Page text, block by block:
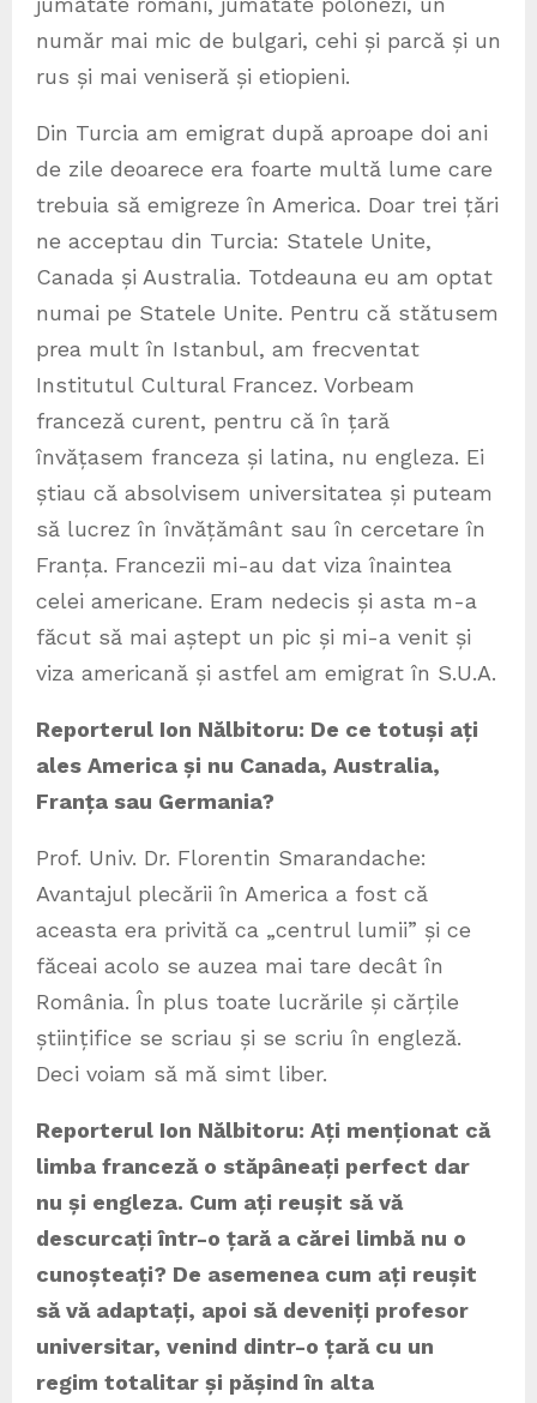
număr mai mic de bulgari, cehi și parcă și un
rus și mai veniseră și etiopieni.
Din Turcia am emigrat după aproape doi ani
de zile deoarece era foarte multă lume care
trebuia să emigreze în America. Doar trei țări
ne acceptau din Turcia: Statele Unite,
Canada și Australia. Totdeauna eu am optat
numai pe Statele Unite. Pentru că stătusem
prea mult în Istanbul, am frecventat
Institutul Cultural Francez. Vorbeam
franceză curent, pentru că în țară
învățasem franceza și latina, nu engleza. Ei
știau că absolvisem universitatea și puteam
să lucrez în învățământ sau în cercetare în
Franța. Francezii mi-au dat viza înaintea
celei americane. Eram nedecis și asta m-a
făcut să mai aștept un pic și mi-a venit și
viza americană și astfel am emigrat în S.U.A.
Reporterul Ion Nălbitoru: De ce totuși ați
ales America și nu Canada, Australia,
Franța sau Germania?
Prof. Univ. Dr. Florentin Smarandache:
Avantajul plecării în America a fost că
aceasta era privită ca „centrul lumii” și ce
făceai acolo se auzea mai tare decât în
România. În plus toate lucrările și cărțile
științifice se scriau și se scriu în engleză.
Deci voiam să mă simt liber.
Reporterul Ion Nălbitoru: Ați menționat că
limba franceză o stăpâneați perfect dar
nu și engleza. Cum ați reușit să vă
descurcați într-o țară a cărei limbă nu o
cunoșteați? De asemenea cum ați reușit
să vă adaptați, apoi să deveniți profesor
universitar, venind dintr-o țară cu un
regim totalitar și pășind în alta